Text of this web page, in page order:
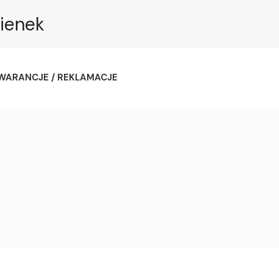
/ REKLAMACJE